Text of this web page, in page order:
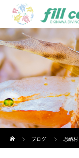
ブログ
恩納村